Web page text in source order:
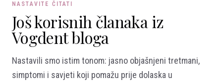
NASTAVITE ČITATI
Još korisnih članaka iz
Vogdent bloga
Nastavili smo istim tonom: jasno objašnjeni tretmani,
simptomi i savjeti koji pomažu prije dolaska u